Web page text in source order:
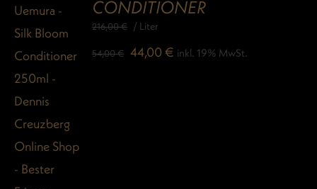
CONDITIONER
216,00€ / Liter
54,00€ Ursprünglicher
44,00€ Aktueller
inkl. 19% MwSt.